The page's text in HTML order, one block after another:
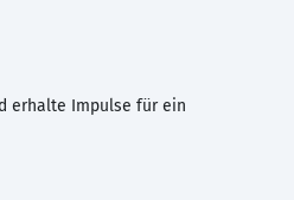
erhalte Impulse für ein